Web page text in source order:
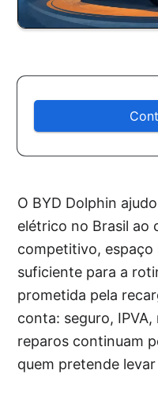
O BYD Dolphin
elétrico no Brasil ao
competitivo,
suficiente para a
prometida pela
conta: seguro,
reparos continuam
quem pretende